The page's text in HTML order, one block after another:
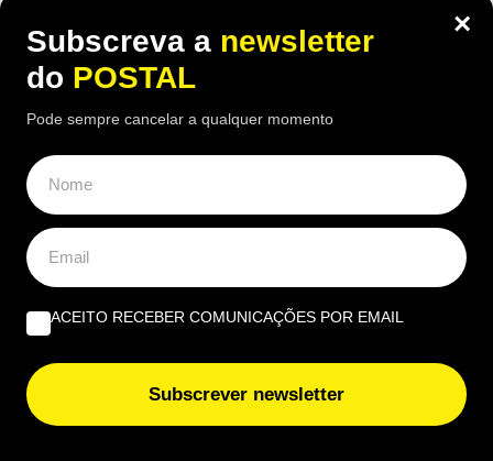
×
Subscreva a newsletter
do POSTAL
Pode sempre cancelar a qualquer momento
ACEITO RECEBER COMUNICAÇÕES POR EMAIL
Subscrever newsletter